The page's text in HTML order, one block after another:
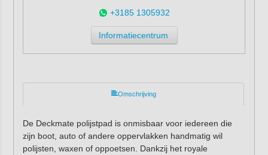
+3185 1305932
Informatiecentrum
Omschrijving
De Deckmate polijstpad is onmisbaar voor iedereen die
zijn boot, auto of andere oppervlakken handmatig wil
polijsten, waxen of oppoetsen. Dankzij het royale